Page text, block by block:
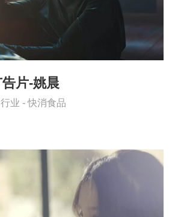
片-姚晨
行业 -快消食品